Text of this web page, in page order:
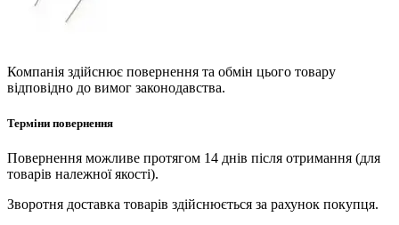
Компанія здійснює повернення та обмін цього товару
відповідно до вимог законодавства.
Терміни повернення
Повернення можливе протягом 14 днів після отримання (для
товарів належної якості).
Зворотня доставка товарів здійснюється за рахунок покупця.